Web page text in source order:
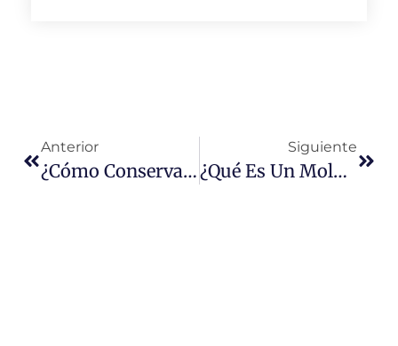
Anterior
¿Cómo Conservar Las Esculturas De Exterior?
Siguiente
¿Qué Es Un Molde De Escultura?